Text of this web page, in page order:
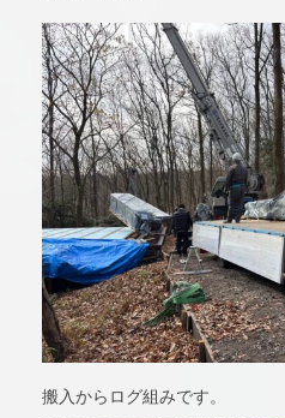
搬入からログ組みです。